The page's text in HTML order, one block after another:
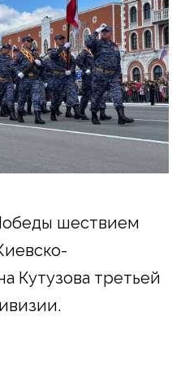
шествием
Кутузова третьей